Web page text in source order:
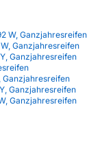
W, Ganzjahresreifen
Ganzjahresreifen
Ganzjahresreifen
Ganzjahresreifen
Ganzjahresreifen
Ganzjahresreifen